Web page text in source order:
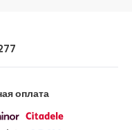
оплата